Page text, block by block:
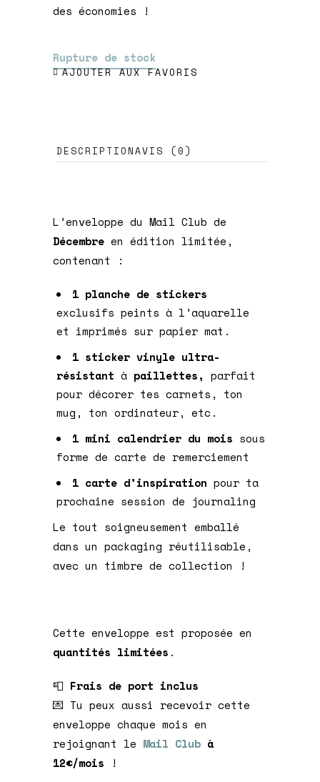
des économies !
Rupture de stock
AJOUTER AUX FAVORIS
DESCRIPTIONAVIS (0)
L’enveloppe du Mail Club de
Décembre en édition limitée,
contenant :
1 planche de stickers
exclusifs peints à l’aquarelle
et imprimés sur papier mat.
1 sticker vinyle ultra-
résistant à paillettes, parfait
pour décorer tes carnets, ton
mug, ton ordinateur, etc.
1 mini calendrier du mois sous
forme de carte de remerciement
1 carte d’inspiration pour ta
prochaine session de journaling
Le tout soigneusement emballé
dans un packaging réutilisable,
avec un timbre de collection !
Cette enveloppe est proposée en
quantités limitées .
📮 Frais de port inclus
💌 Tu peux aussi recevoir cette
enveloppe chaque mois en
rejoignant le Mail Club à
12€/mois !